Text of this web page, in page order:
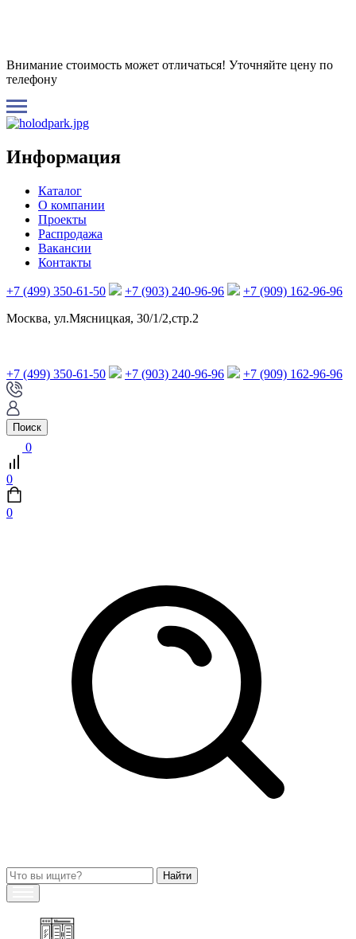
Внимание стоимость может отличаться! Уточняйте цену по
телефону
Информация
Каталог
О компании
Проекты
Распродажа
Вакансии
Контакты
+7 (499) 350-61-50 +7 (903) 240-96-96
+7 (909) 162-96-96
Москва, ул.Мясницкая, 30/1/2,стр.2
+7 (499) 350-61-50 +7 (903) 240-96-96 +7 (909) 162-96-96
Поиск
0
0
0